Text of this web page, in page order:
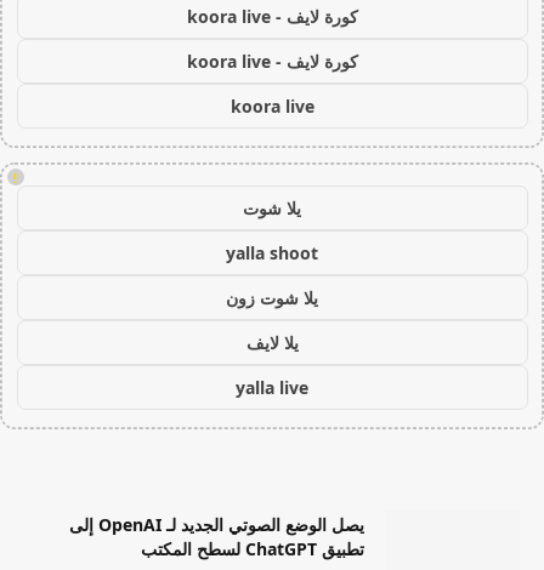
كورة لايف - koora live
كورة لايف - koora live
koora live
!
يلا شوت
yalla shoot
يلا شوت زون
يلا لايف
yalla live
يصل الوضع الصوتي الجديد لـ OpenAI إلى
تطبيق ChatGPT لسطح المكتب